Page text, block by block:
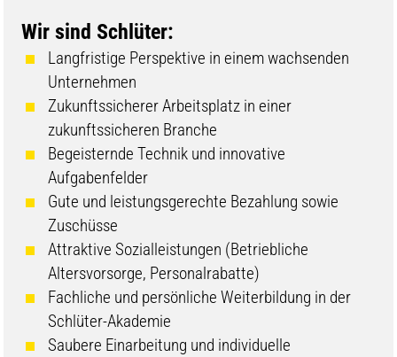
Wir sind Schlüter:
Langfristige Perspektive in einem wachsenden
Unternehmen
Zukunftssicherer Arbeitsplatz in einer
zukunftssicheren Branche
Begeisternde Technik und innovative
Aufgabenfelder
Gute und leistungsgerechte Bezahlung sowie
Zuschüsse
Attraktive Sozialleistungen (Betriebliche
Altersvorsorge, Personalrabatte)
Fachliche und persönliche Weiterbildung in der
Schlüter-Akademie
Saubere Einarbeitung und individuelle